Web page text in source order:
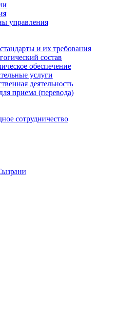
управления
и их требования
состав
обеспечение
услуги
деятельность
приема (перевода)
сотрудничество